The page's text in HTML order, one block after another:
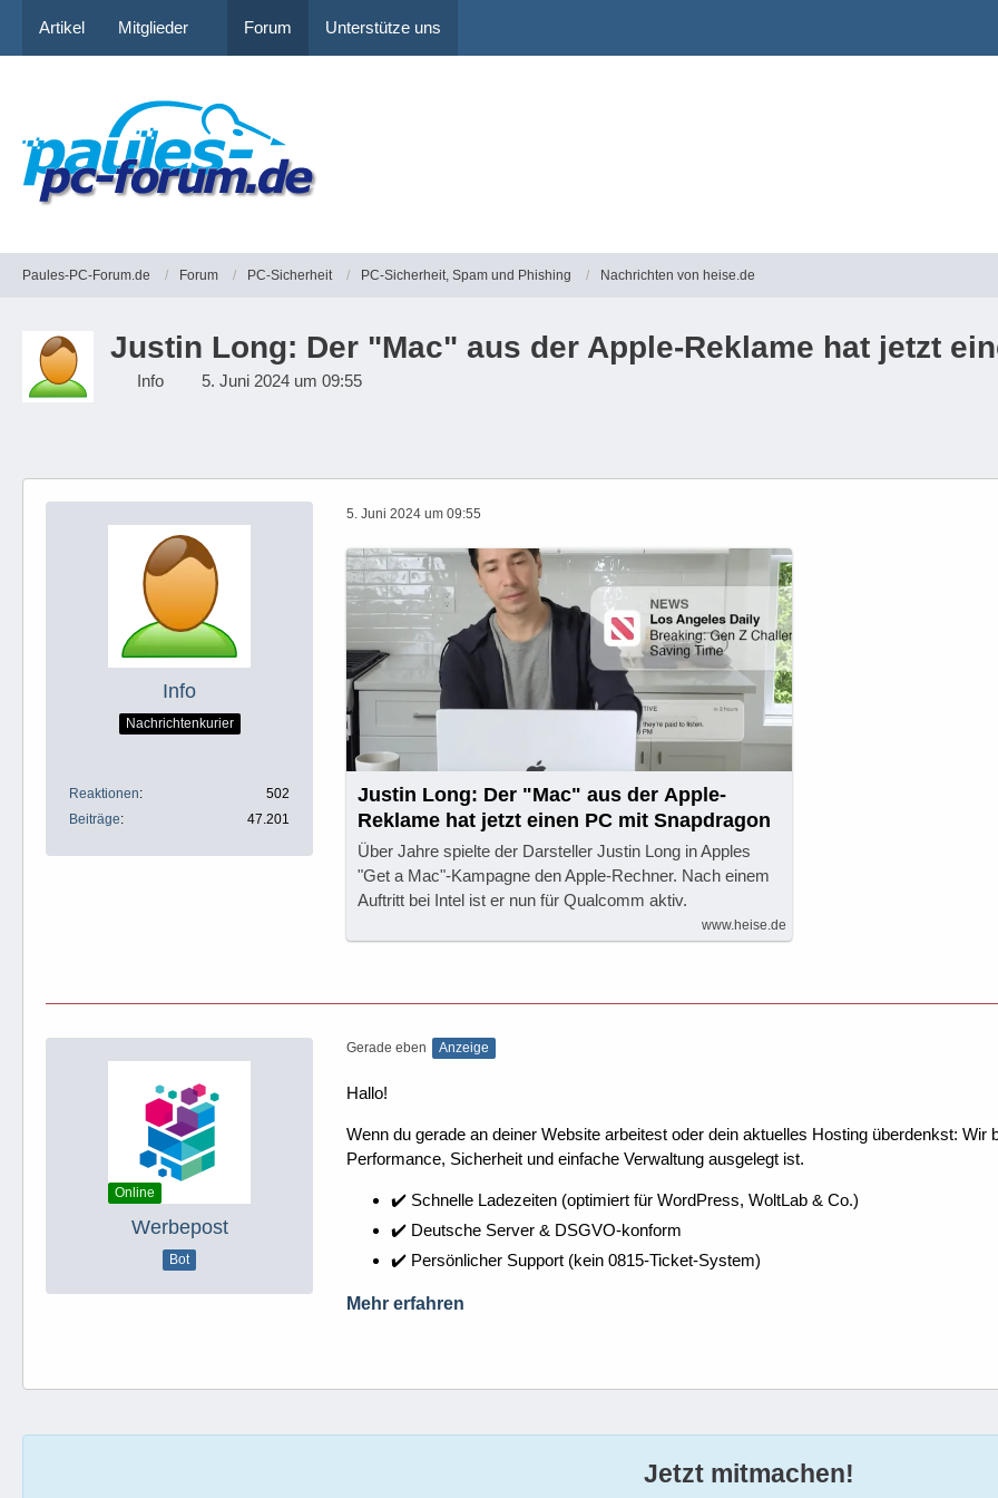
Artikel Mitglieder Forum Unterstütze uns
Paules-PC-Forum.de Forum PC-Sicherheit PC-Sicherheit, Spam und Phishing Nachrichten von heise.de
Justin Long: Der "Mac" aus der Apple-Reklame hat jetzt
Info 5. Juni 2024 um 09:55
Info
Nachrichtenkurier
Reaktionen
502
Beiträge
47.201
5. Juni 2024 um 09:55
Justin Long: Der "Mac" aus der Apple-
Reklame hat jetzt einen PC mit Snapdragon
Über Jahre spielte der Darsteller Justin Long in Apples
"Get a Mac"-Kampagne den Apple-Rechner. Nach einem
Auftritt bei Intel ist er nun für Qualcomm aktiv.
www.heise.de
Online
Werbepost
Bot
Gerade eben Anzeige
Hallo!
Wenn du gerade an deiner Website arbeitest oder dein aktuelles Hosting überdenkst:
Performance, Sicherheit und einfache Verwaltung ausgelegt ist.
✔️ Schnelle Ladezeiten (optimiert für WordPress, WoltLab & Co.)
✔️ Deutsche Server & DSGVO-konform
✔️ Persönlicher Support (kein 0815-Ticket-System)
Mehr erfahren
Jetzt mitmachen!